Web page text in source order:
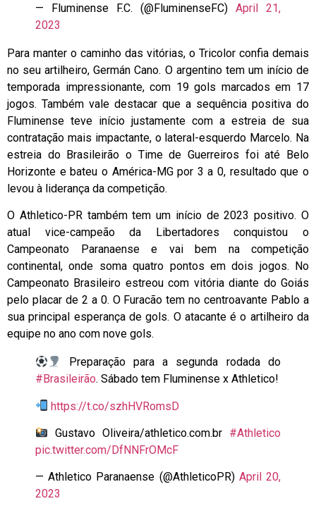
— Fluminense F.C. (@FluminenseFC) April 21,
2023
Para manter o caminho das vitórias, o Tricolor confia demais
no seu artilheiro, Germán Cano. O argentino tem um início de
temporada impressionante, com 19 gols marcados em 17
jogos. Também vale destacar que a sequência positiva do
Fluminense teve início justamente com a estreia de sua
contratação mais impactante, o lateral-esquerdo Marcelo. Na
estreia do Brasileirão o Time de Guerreiros foi até Belo
Horizonte e bateu o América-MG por 3 a 0, resultado que o
levou à liderança da competição.
O Athletico-PR também tem um início de 2023 positivo. O
atual vice-campeão da Libertadores conquistou o
Campeonato Paranaense e vai bem na competição
continental, onde soma quatro pontos em dois jogos. No
Campeonato Brasileiro estreou com vitória diante do Goiás
pelo placar de 2 a 0. O Furacão tem no centroavante Pablo a
sua principal esperança de gols. O atacante é o artilheiro da
equipe no ano com nove gols.
Preparação para a segunda rodada do
#Brasileirão. Sábado tem Fluminense x Athletico!
https://t.co/szhHVRomsD
Gustavo Oliveira/athletico.com.br #Athletico
pic.twitter.com/DfNNFrOMcF
— Athletico Paranaense (@AthleticoPR) April 20,
2023